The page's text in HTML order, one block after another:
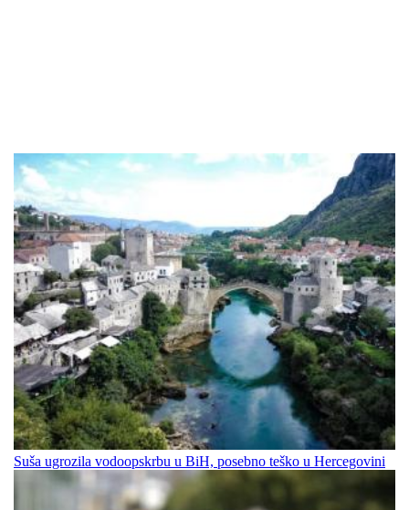
Suša ugrozila vodoopskrbu u BiH, posebno teško u Hercegovini